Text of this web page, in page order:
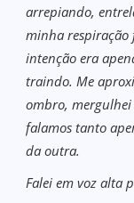
arrepiando,
minha
intenção era
traindo. Me
ombro, mergulhei
falamos tanto
da outra.
Falei em voz alta